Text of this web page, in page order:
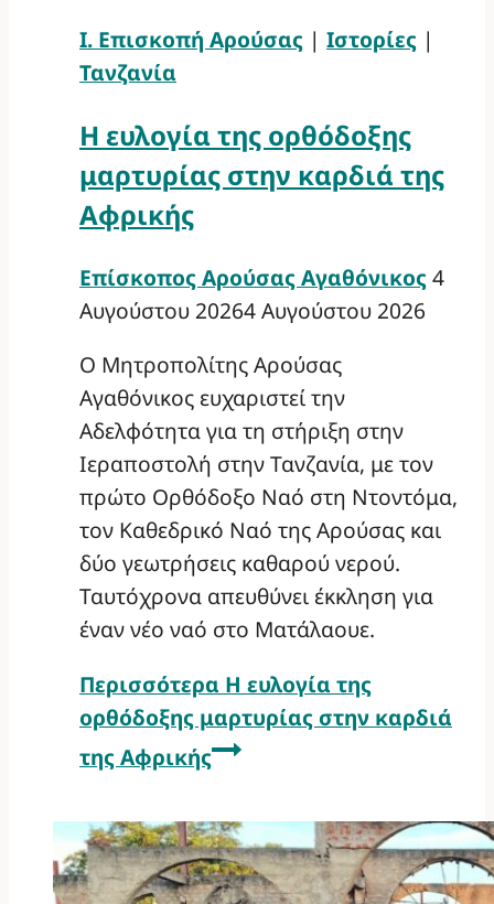
Ι. Επισκοπή Αρούσας | Ιστορίες |
Τανζανία
Η ευλογία της ορθόδοξης
μαρτυρίας στην καρδιά της
Αφρικής
Επίσκοπος Αρούσας Αγαθόνικος 4
Αυγούστου 20264 Αυγούστου 2026
Ο Μητροπολίτης Αρούσας
Αγαθόνικος ευχαριστεί την
Αδελφότητα για τη στήριξη στην
Ιεραποστολή στην Τανζανία, με τον
πρώτο Ορθόδοξο Ναό στη Ντοντόμα,
τον Καθεδρικό Ναό της Αρούσας και
δύο γεωτρήσεις καθαρού νερού.
Ταυτόχρονα απευθύνει έκκληση για
έναν νέο ναό στο Ματάλαουε.
Περισσότερα Η ευλογία της
ορθόδοξης μαρτυρίας στην καρδιά
της Αφρικής